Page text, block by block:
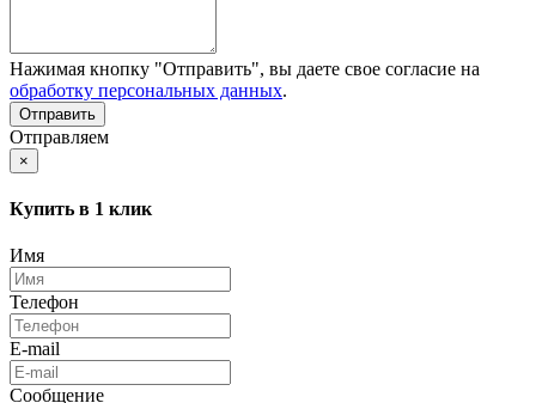
Нажимая кнопку "Отправить", вы даете свое согласие на
обработку персональных данных.
Отправляем
×
Купить в 1 клик
Имя
Телефон
E-mail
Сообщение